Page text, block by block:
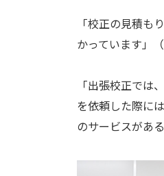
「校正の見積
かっています」
「出張校正で
を依頼した際に
のサービスがあ